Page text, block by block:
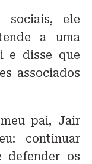
sociais, ele
a uma
e disse que
associados
pai, Jair
continuar
defender os